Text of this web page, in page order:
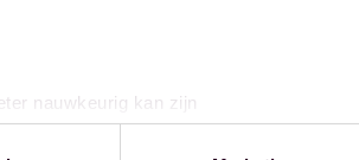
nauwkeurig kan zijn
(fingerprinting)